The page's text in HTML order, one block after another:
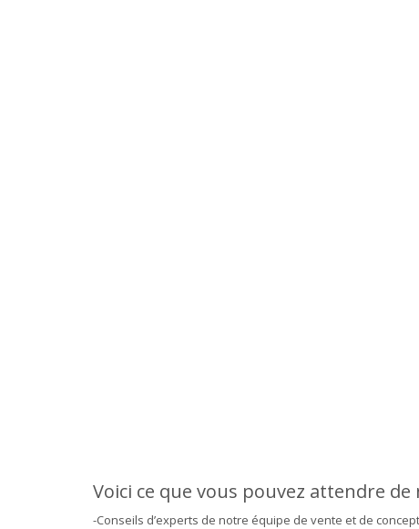
Voici ce que vous pouvez attendre de
-Conseils d’experts de notre équipe de vente et de